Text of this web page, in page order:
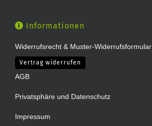
Informationen
Widerrufsrecht & Muster-Widerrufsformular
Vertrag widerrufen
AGB
Privatsphäre und Datenschutz
Impressum